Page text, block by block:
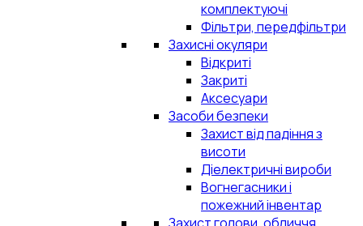
комплектуючі
Фільтри, передфільтри
Захисні окуляри
Відкриті
Закриті
Аксесуари
Засоби безпеки
Захист від падіння з
висоти
Діелектричні вироби
Вогнегасники і
пожежний інвентар